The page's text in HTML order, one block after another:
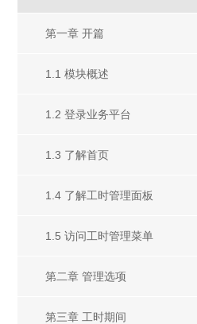
第一章 开篇
1.1 模块概述
1.2 登录业务平台
1.3 了解首页
1.4 了解工时管理面板
1.5 访问工时管理菜单
第二章 管理选项
第三章 工时期间